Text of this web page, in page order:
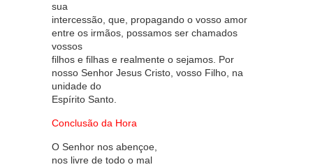
sua
intercessão, que, propagando o vosso amor
entre os irmãos, possamos ser chamados
vossos
filhos e filhas e realmente o sejamos. Por
nosso Senhor Jesus Cristo, vosso Filho, na
unidade do
Espírito Santo.
Conclusão da Hora
O Senhor nos abençoe,
nos livre de todo o mal